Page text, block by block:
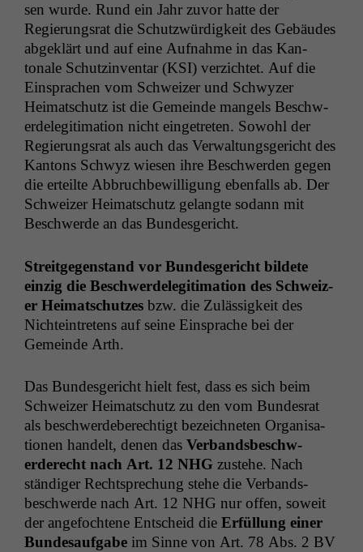
sen wurde. Rund ein Jahr zuvor hat­te der
Regierungsrat die Schutzwürdigkeit des Gebäudes
abgek­lärt und auf eine Auf­nahme in das Kan­
tonale Schutz­in­ven­tar (KSI) verzichtet. Auf die
Ein­sprachen vom Schweiz­er und Schwyz­er
Heimatschutz ist die Gemeinde man­gels Beschw­
erdele­git­i­ma­tion nicht einge­treten. Sowohl der
Regierungsrat als auch das Ver­wal­tungs­gericht des
Kan­tons Schwyz wiesen ihre Beschw­er­den gegen
die erteilte Abbruch­be­wil­li­gung eben­falls ab. Der
Schweiz­er Heimatschutz gelangte sodann mit
Beschw­erde an das Bundesgericht.
Stre­it­ge­gen­stand vor Bun­des­gericht bildete
einzig die Beschw­erdele­git­i­ma­tion des Schweiz­
er Heimatschutzes bzw. die Zuläs­sigkeit des
Nichtein­tretens auf seine Ein­sprache bei der
Gemeinde Arth.
Das Bun­des­gericht hielt fest, dass es sich beim
Schweiz­er Heimatschutz zu den vom Bun­desrat
als beschw­erde­berechtigt beze­ich­neten Organ­i­sa­
tio­nen han­delt, denen das Ver­bands­beschw­
erderecht nach Art. 12 NHG zuste­he. Nach
ständi­ger Recht­sprechung ste­he die Ver­bands­
beschw­erde nach Art. 12 NHG nur offen, soweit
der ange­focht­ene Entscheid die Erfül­lung ein­er
Bun­de­sauf­gabe im Sinne von Art. 78 Abs. 2 BV